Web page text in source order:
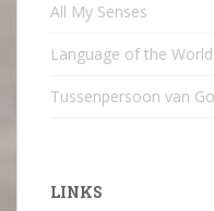
All My Senses
Language of the
Tussenpersoon van
LINKS